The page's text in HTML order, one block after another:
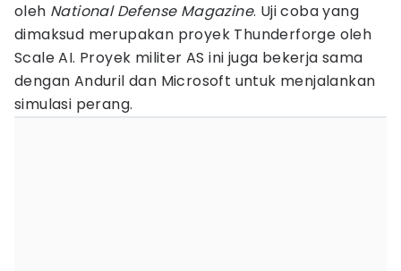
oleh National Defense Magazine. Uji coba yang
dimaksud merupakan proyek Thunderforge oleh
Scale AI. Proyek militer AS ini juga bekerja sama
dengan Anduril dan Microsoft untuk menjalankan
simulasi perang.